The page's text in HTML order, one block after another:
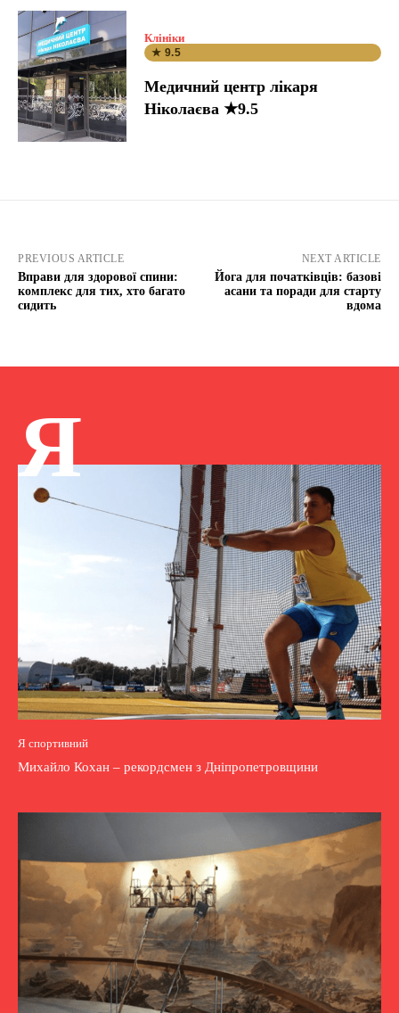
Клініки
★ 9.5
Медичний центр лікаря
Ніколаєва ★9.5
PREVIOUS ARTICLE
Вправи для здорової спини:
комплекс для тих, хто багато
сидить
NEXT ARTICLE
Йога для початківців: базові
асани та поради для старту
вдома
Я
Я спортивний
Михайло Кохан – рекордсмен з Дніпропетровщини